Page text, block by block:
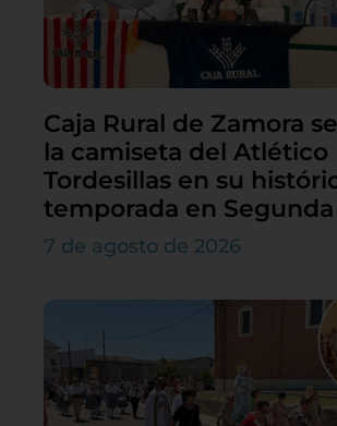
Caja Rural de Zamora
la camiseta del Atlético
Tordesillas en su
temporada en Segunda
7 de agosto de 2026